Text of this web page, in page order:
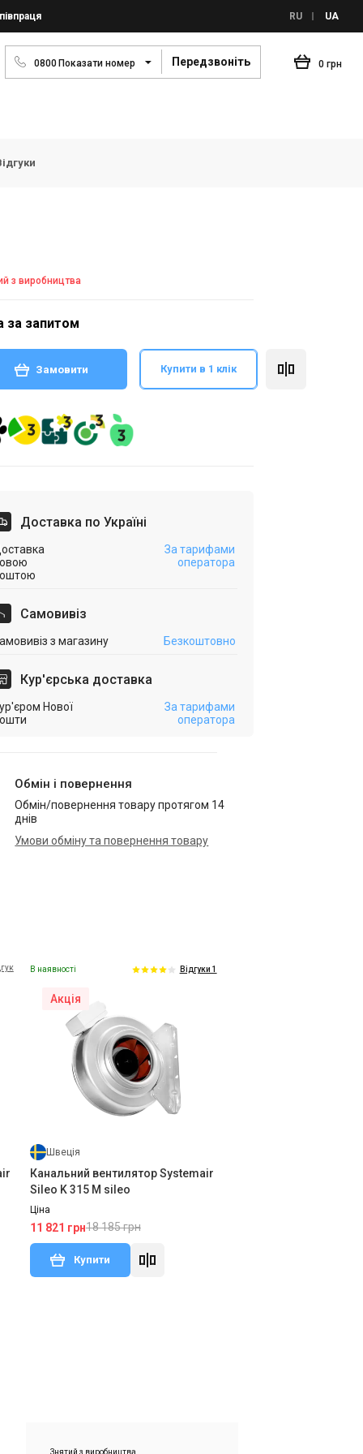
RU UA
0800Показати номер Передзвоніть 0 грн
з виробництва
за запитом
Замовити Купити в 1 клік
Доставка по Україні
За тарифами
оператора
Самовивіз
з магазину Безкоштовно
Кур'єрська доставка
Нової
За тарифами
оператора
Обмін і повернення
Обмін/повернення товару протягом 14
днів
Умови обміну та повернення товару
В наявності Відгуки 1
Акція
Швеція
Канальний вентилятор Systemair
Sileo K 315 M sileo
Ціна
11 821 грн18 185 грн
Купити
Знятий з виробництва